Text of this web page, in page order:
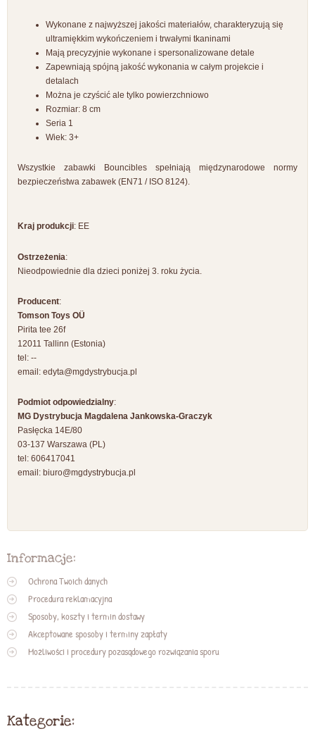
Wykonane z najwyższej jakości materiałów, charakteryzują się
ultramiękkim wykończeniem i trwałymi tkaninami
Mają precyzyjnie wykonane i spersonalizowane detale
Zapewniają spójną jakość wykonania w całym projekcie i
detalach
Można je czyścić ale tylko powierzchniowo
Rozmiar: 8 cm
Seria 1
Wiek: 3+
Wszystkie zabawki Bouncibles spełniają międzynarodowe normy
bezpieczeństwa zabawek (EN71 / ISO 8124).
Kraj produkcji: EE
Ostrzeżenia:
Nieodpowiednie dla dzieci poniżej 3. roku życia.
Producent:
Tomson Toys OÜ
Pirita tee 26f
12011 Tallinn (Estonia)
tel: --
email: edyta@mgdystrybucja.pl
Podmiot odpowiedzialny:
MG Dystrybucja Magdalena Jankowska-Graczyk
Pasłęcka 14E/80
03-137 Warszawa (PL)
tel: 606417041
email: biuro@mgdystrybucja.pl
Informacje:
Ochrona Twoich danych
Procedura reklamacyjna
Sposoby, koszty i termin dostawy
Akceptowane sposoby i terminy zapłaty
Możliwości i procedury pozasądowego rozwiązania sporu
Kategorie: